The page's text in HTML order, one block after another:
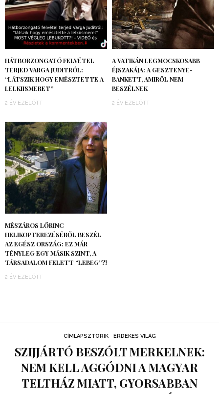
HÁTBORZONGATÓ FELVÉTEL
TERJED VARGA JUDITRÓL:
“LÁTSZIK HOGY EMÉSZTETTE A
LELKIISMERET”
2 ÉV EZELŐTT
A VATIKÁN LEGMOCSKOSABB
ÉJSZAKÁJA: A GESZTENYE-
BANKETT, AMIRŐL NEM
BESZÉLNEK
2 ÉV EZELŐTT
MÉSZÁROS LŐRINC
HELIKOPTEREZÉSÉRŐL BESZÉL
AZ EGÉSZ ORSZÁG: EZ MÁR
TÉNYLEG EGY MÁSIK SZINT, A
TÁRSADALOM FELETT “LEBEG”?!
2 ÉV EZELŐTT
CÍMLAPSZTORIK ÉRDEKES VILÁG
SZIJJÁRTÓ BESZÓLT MERKELNEK:
NEM KELL AGGÓDNI A MAGYAR
TELTHÁZ MIATT, GYORSABBAN